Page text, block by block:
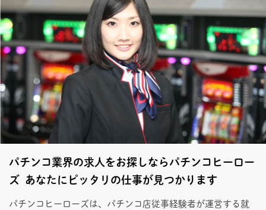
パチンコ業界の求人をお探しならパチンコヒーロー
ズ あなたにピッタリの仕事が見つかります
パチンコヒーローズは、パチンコ店従事経験者が運営する就